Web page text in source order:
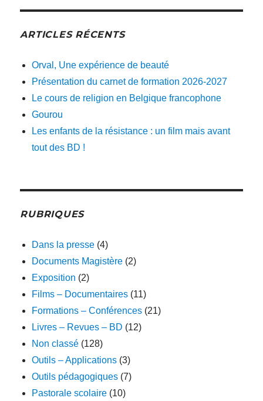
ARTICLES RÉCENTS
Orval, Une expérience de beauté
Présentation du carnet de formation 2026-2027
Le cours de religion en Belgique francophone
Gourou
Les enfants de la résistance : un film mais avant
tout des BD !
RUBRIQUES
Dans la presse (4)
Documents Magistère (2)
Exposition (2)
Films – Documentaires (11)
Formations – Conférences (21)
Livres – Revues – BD (12)
Non classé (128)
Outils – Applications (3)
Outils pédagogiques (7)
Pastorale scolaire (10)